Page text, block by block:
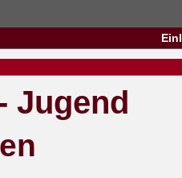
Jugend